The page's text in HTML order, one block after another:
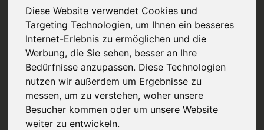
Diese Website verwendet Cookies und
Targeting Technologien, um Ihnen ein besseres
Internet-Erlebnis zu ermöglichen und die
Werbung, die Sie sehen, besser an Ihre
Bedürfnisse anzupassen. Diese Technologien
nutzen wir außerdem um Ergebnisse zu
messen, um zu verstehen, woher unsere
Besucher kommen oder um unsere Website
weiter zu entwickeln.
Hersteller Ernährung
Allergene